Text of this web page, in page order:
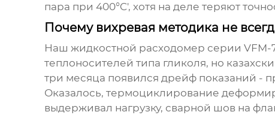
пара при 400°C', хотя на деле теряют
Почему вихревая методика не
Наш жидкостной расходомер серии
теплоносителей типа гликоля, но
три месяца появился дрейф показаний -
Оказалось, термоциклирование
выдерживал нагрузку, сварной шов на